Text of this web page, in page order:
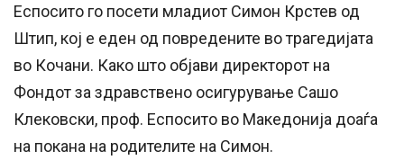
Еспосито го посети младиот Симон Крстев од
Штип, кој е еден од повредените во трагедијата
во Кочани. Како што објави директорот на
Фондот за здравствено осигурување Сашо
Клековски, проф. Еспосито во Македонија доаѓа
на покана на родителите на Симон.